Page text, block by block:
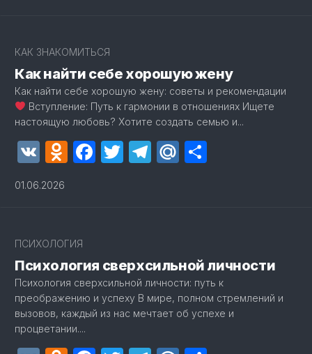
КАК ЗНАКОМИТЬСЯ
Как найти себе хорошую жену
Как найти себе хорошую жену: советы и рекомендации
Вступление: Путь к гармонии в отношениях Ищете
настоящую любовь? Хотите создать семью и...
VK Odnoklassniki
Facebook
Twitter
Telegram
Mail.Ru
01.06.2026
ПСИХОЛОГИЯ
Психология сверхсильной личности
Психология сверхсильной личности: путь к
преображению и успеху В мире, полном стремлений и
вызовов, каждый из нас мечтает об успехе и
процветании....